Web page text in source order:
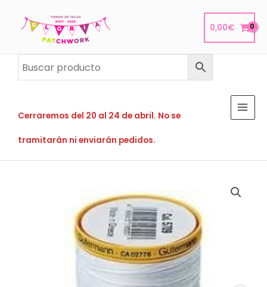
0,00€
Cerraremos del 20 al 24 de abril. No se
tramitarán ni enviarán pedidos.